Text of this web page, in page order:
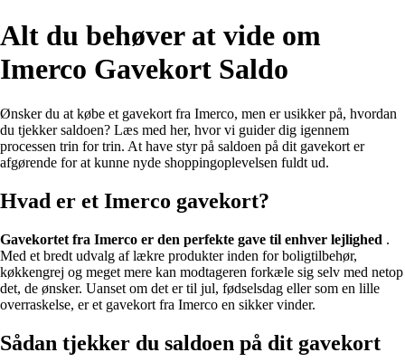
Alt du behøver at vide om
Imerco Gavekort Saldo
Ønsker du at købe et gavekort fra Imerco, men er usikker på, hvordan
du tjekker saldoen? Læs med her, hvor vi guider dig igennem
processen trin for trin. At have styr på saldoen på dit gavekort er
afgørende for at kunne nyde shoppingoplevelsen fuldt ud.
Hvad er et Imerco gavekort?
Gavekortet fra Imerco er den perfekte gave til enhver lejlighed .
Med et bredt udvalg af lækre produkter inden for boligtilbehør,
køkkengrej og meget mere kan modtageren forkæle sig selv med netop
det, de ønsker. Uanset om det er til jul, fødselsdag eller som en lille
overraskelse, er et gavekort fra Imerco en sikker vinder.
Sådan tjekker du saldoen på dit gavekort